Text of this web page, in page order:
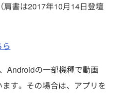
肩書は2017年10月14日登壇
ら
Androidの一部機種で動画
す。その場合は、アプリを